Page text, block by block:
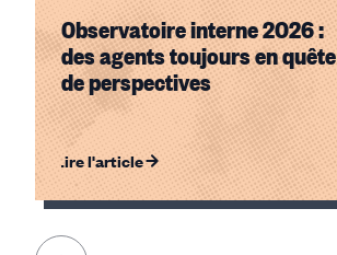
Observatoire interne 2026 :
des agents toujours en quête
de perspectives
Lire l'article